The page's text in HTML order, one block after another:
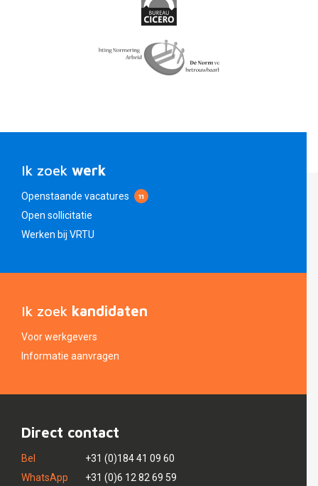
Ik zoek werk
Openstaande vacatures 11
Open sollicitatie
Werken bij VRTU
Ik zoek kandidaten
Voor werkgevers
Informatie aanvragen
Direct contact
Bel
+31 (0)184 41 09 60
WhatsApp
+31 (0)6 12 82 69 59